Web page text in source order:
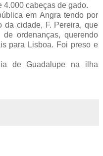
4.000 cabeças de gado.
em Angra tendo por
da cidade, F. Pereira, que
ordenanças, querendo
para Lisboa. Foi preso e
de Guadalupe na ilha